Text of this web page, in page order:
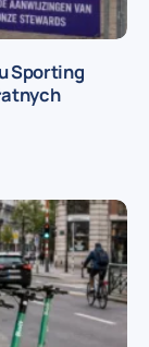
Sporting